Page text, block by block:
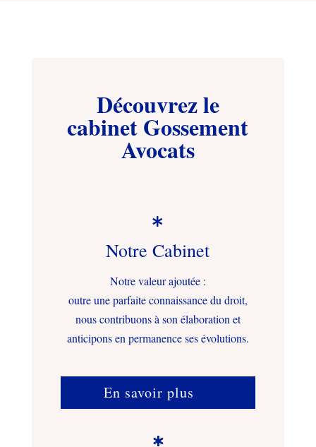
Découvrez le
cabinet Gossement
Avocats

Notre Cabinet
Notre valeur ajoutée :
outre une parfaite connaissance du droit,
nous contribuons à son élaboration et
anticipons en permanence ses évolutions.
En savoir plus
